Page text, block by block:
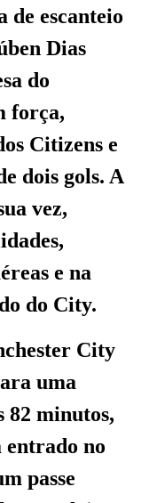
escanteio
Dias
do
força,
Citizens e
dois gols. A
vez,
e na
do City.
City
uma
82 minutos,
no
passe